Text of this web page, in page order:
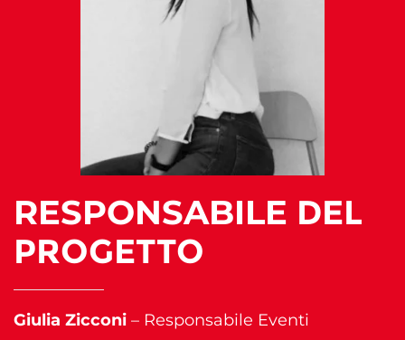
RESPONSABILE DEL
PROGETTO
Giulia Zicconi – Responsabile Eventi